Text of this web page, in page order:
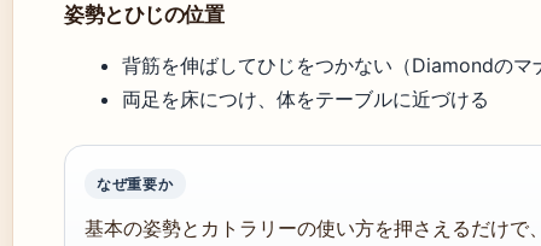
姿勢とひじの位置
背筋を伸ばしてひじをつかない（Diamondのマ
両足を床につけ、体をテーブルに近づける
なぜ重要か
基本の姿勢とカトラリーの使い方を押さえるだけで